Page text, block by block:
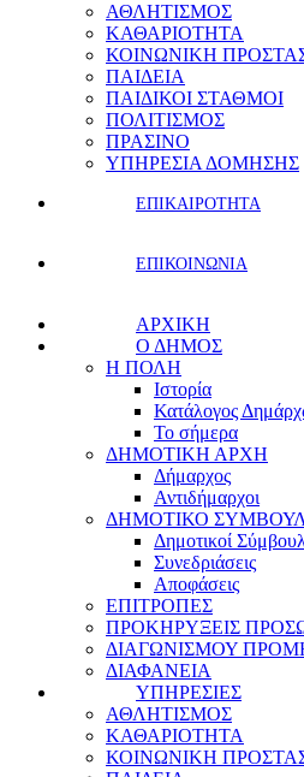
ΑΘΛΗΤΙΣΜΟΣ
ΚΑΘΑΡΙΟΤΗΤΑ
ΚΟΙΝΩΝΙΚΗ
ΠΑΙΔΕΙΑ
ΠΑΙΔΙΚΟΙ ΣΤΑΘΜΟΙ
ΠΟΛΙΤΙΣΜΟΣ
ΠΡΑΣΙΝΟ
ΥΠΗΡΕΣΙΑ ΔΟΜΗΣΗΣ
ΕΠΙΚΑΙΡΟΤΗΤΑ
ΕΠΙΚΟΙΝΩΝΙΑ
ΑΡΧΙΚΗ
Ο ΔΗΜΟΣ
Η ΠΟΛΗ
Ιστορία
Κατάλογος
Το σήμερα
ΔΗΜΟΤΙΚΗ ΑΡΧΗ
Δήμαρχος
Αντιδήμαρχοι
ΔΗΜΟΤΙΚΟ
Δημοτικοί
Συνεδριάσεις
Αποφάσεις
ΕΠΙΤΡΟΠΕΣ
ΠΡΟΚΗΡΥΞΕΙΣ
ΔΙΑΓΩΝΙΣΜΟΥ
ΔΙΑΦΑΝΕΙΑ
ΥΠΗΡΕΣΙΕΣ
ΑΘΛΗΤΙΣΜΟΣ
ΚΑΘΑΡΙΟΤΗΤΑ
ΚΟΙΝΩΝΙΚΗ